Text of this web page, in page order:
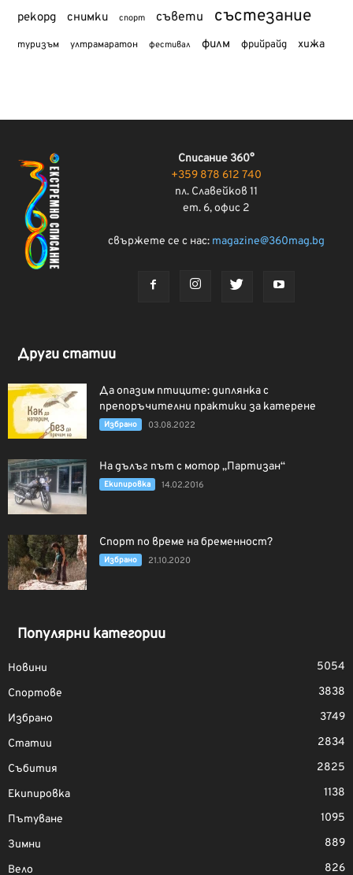
рекорд снимки спорт съвети състезание
туризъм ултрамаратон фестивал филм фрийрайд хижа
Списание 360°
+359 878 612 740
пл. Славейков 11
ет. 6, офис 2
свържете се с нас: magazine@360mag.bg
Други статии
Да опазим птиците: диплянка с
препоръчителни практики за катерене
Избрано 03.08.2022
На дълъг път с мотор „Партизан“
Екипировка 14.02.2016
Спорт по време на бременност?
Избрано 21.10.2020
Популярни категории
Новини
5054
Спортове
3838
Избрано
3749
Статии
2834
Събития
2825
Екипировка
1138
Пътуване
1095
Зимни
889
Вело
826